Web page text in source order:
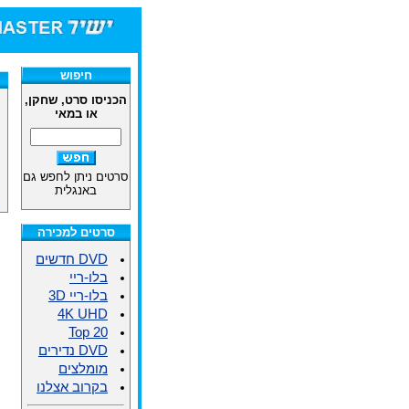
חיפוש
הכניסו סרט, שחקן,
או במאי
סרטים ניתן לחפש גם
באנגלית
סרטים למכירה
DVD חדשים
בלו-ריי
בלו-ריי 3D
4K UHD
Top 20
DVD נדירים
מומלצים
בקרוב אצלנו